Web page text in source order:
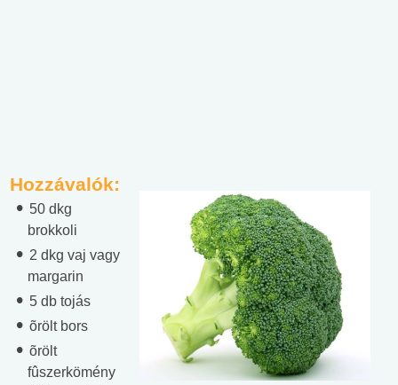
Hozzávalók:
50 dkg
brokkoli
2 dkg vaj vagy
margarin
5 db tojás
õrölt bors
õrölt
fûszerkömény